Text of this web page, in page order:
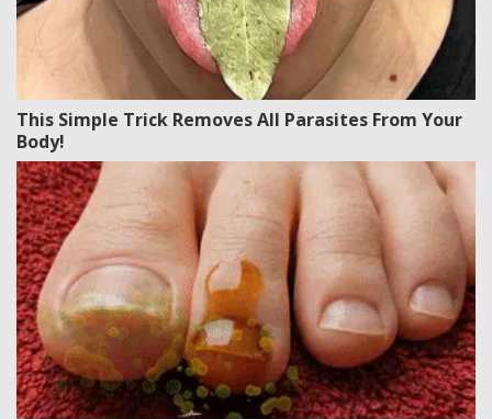
This Simple Trick Removes All Parasites From Your
Body!